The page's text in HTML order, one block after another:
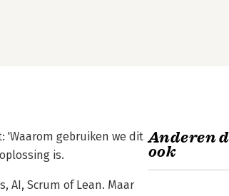
'Waarom gebruiken we dit
is.
AI, Scrum of Lean. Maar
Anderen
ook